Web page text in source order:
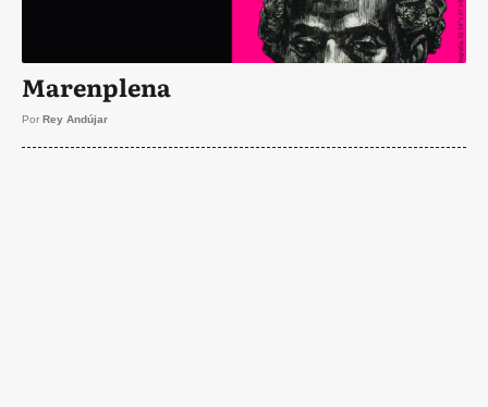
Marenplena
Por Rey Andújar